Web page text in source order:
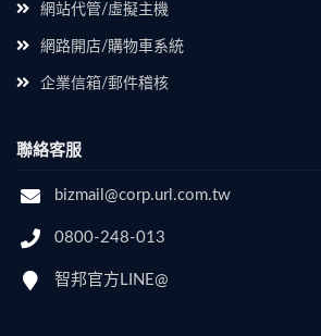
網站代管/虛擬主機
網路開店/購物車系統
企業信箱/郵件稽核
聯絡客服
bizmail@corp.url.com.tw
0800-248-013
智邦官方LINE@